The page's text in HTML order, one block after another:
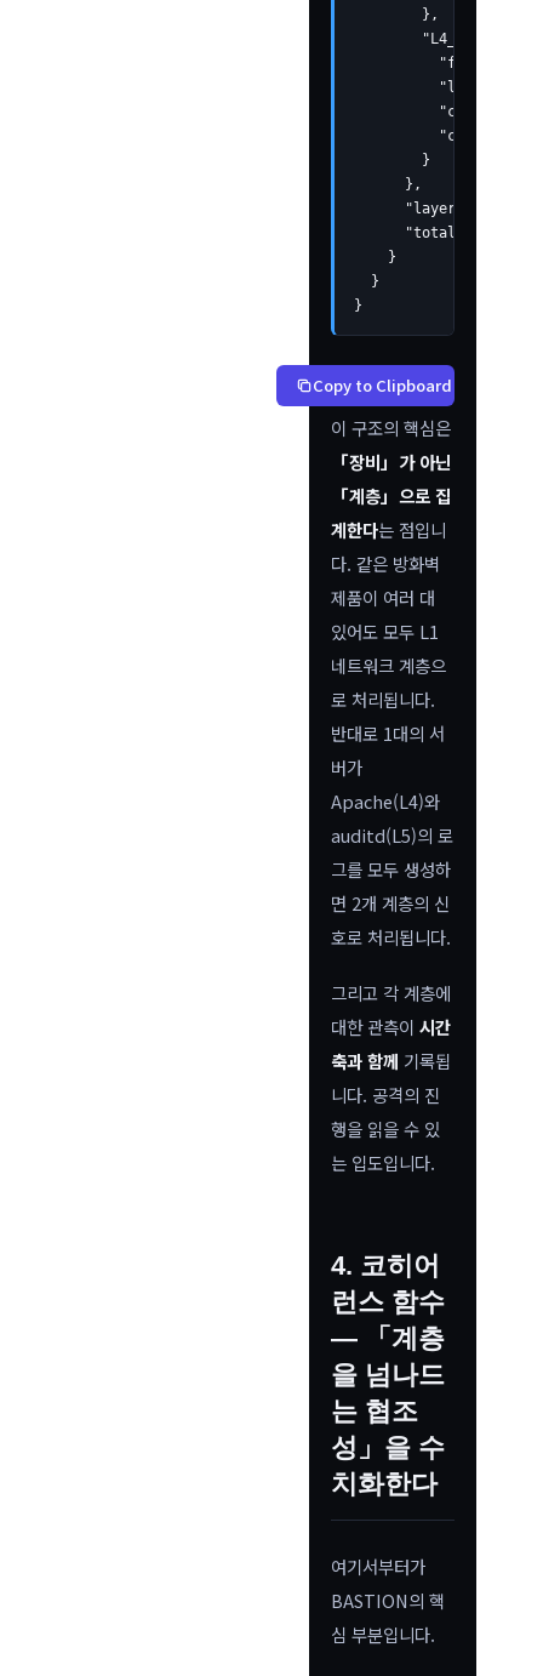
        },
        "L4_app": {
          "count": 12,
"context":
        }
      },
"layer_count":
"total_count":
    }
  }
}
Copy to Clipboard
이 구조의 핵심은
「장비」가 아닌
「계층」으로 집
계한다는 점입니
다. 같은 방화벽
제품이 여러 대
있어도 모두 L1
네트워크 계층으
로 처리됩니다.
반대로 1대의 서
버가
Apache(L4)와
auditd(L5)의 로
그를 모두 생성하
면 2개 계층의 신
호로 처리됩니다.
그리고 각 계층에
대한 관측이시간
축과 함께 기록됩
니다. 공격의 진
행을 읽을 수 있
는 입도입니다.
4. 코히어
런스 함수
— 「계층
을 넘나드
는 협조
성」을 수
치화한다
여기서부터가
BASTION의 핵
심 부분입니다.